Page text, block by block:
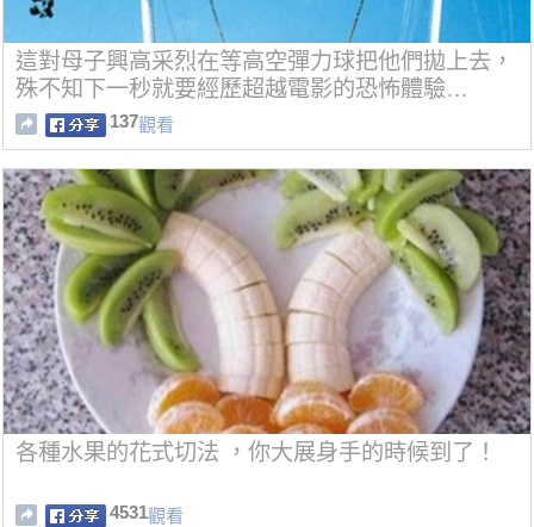
這對母子興高采烈在等高空彈力球把他們拋上去，
殊不知下一秒就要經歷超越電影的恐怖體驗…
137觀看
各種水果的花式切法 ，你大展身手的時候到了！
4531觀看